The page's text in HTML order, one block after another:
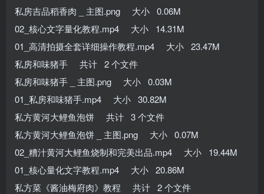
私房吉品稻香肉 _ 主图.png 大小 0.06M
02_核心文字量化教程.mp4 大小 14.31M
01_高清拍摄全套详细操作教程.mp4 大小 23.47M
私房和味猪手 共计 2 个文件
私房和味猪手 _ 主图.png 大小 0.03M
01_私房和味猪手.mp4 大小 30.82M
私方黄河大鲤鱼泡饼 共计 3 个文件
私方黄河大鲤鱼泡饼 _ 主图.png 大小 0.07M
02_糟汁黄河大鲤鱼烧制和完美出品.mp4 大小 19.44M
01_核心量化文字教程.mp4 大小 20.86M
私方菜《酱油梅府肉》教程 共计 2 个文件